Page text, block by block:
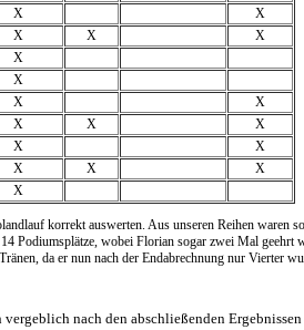
X
X
X X
X
X
X
X
X
X X
X
X
X
X X
X
X
korrekt auswerten. Aus unseren Reihen waren
Podiumsplätze, wobei Florian sogar zwei Mal geehrt
da er nun nach der Endabrechnung nur Vierter
nach den abschließenden